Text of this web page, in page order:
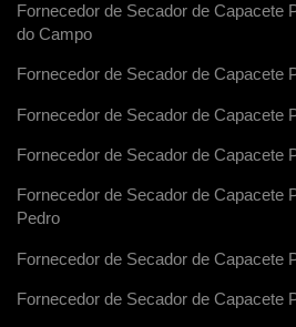
Fornecedor de Secador de Capacete
do Campo
Fornecedor de Secador de Capacete
Fornecedor de Secador de Capacete
Fornecedor de Secador de Capacete
Fornecedor de Secador de Capacete
Pedro
Fornecedor de Secador de Capacete
Fornecedor de Secador de Capacete